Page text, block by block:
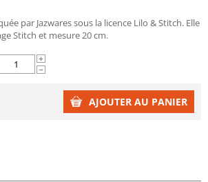
par Jazwares sous la licence Lilo & Stitch. Elle
Stitch et mesure 20 cm.
+
−
AJOUTER AU PANIER